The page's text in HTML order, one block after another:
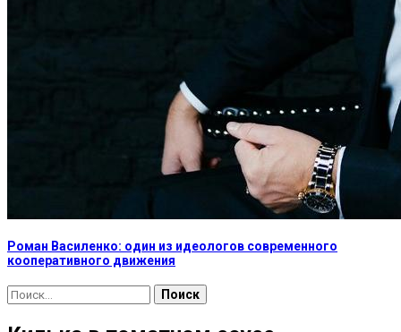
Роман Василенко: один из идеологов современного
кооперативного движения
Найти: